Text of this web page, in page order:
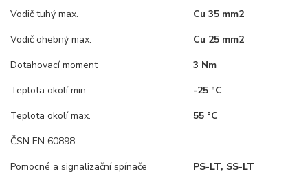
Vodič tuhý max.
Cu 35 mm2
Vodič ohebný max.
Cu 25 mm2
Dotahovací moment
3 Nm
Teplota okolí min.
-25 °C
Teplota okolí max.
55 °C
ČSN EN 60898
Pomocné a signalizační spínače
PS-LT, SS-LT